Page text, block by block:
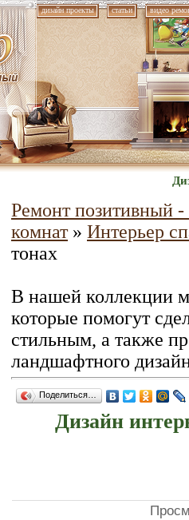
дизайн проекты статьи видео
Ремонт позитивный -
комнат» Интерьер
тонах
В нашей коллекции
которые помогут
стильным, а также
ландшафтного
Поделиться…
Дизайн